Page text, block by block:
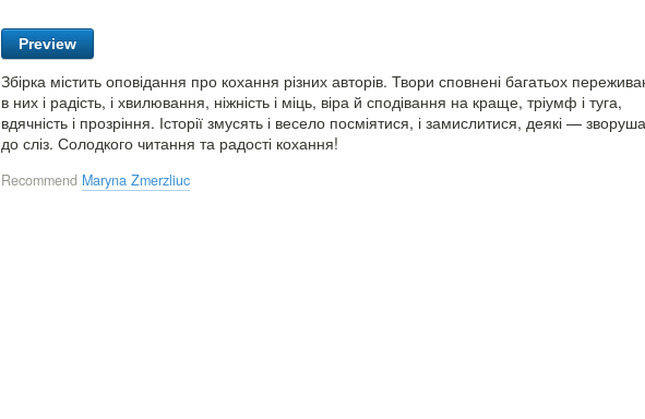
Preview
Збірка містить оповідання про кохання різних авторів. Твори сповнені багатьох
в них і радість, і хвилювання, ніжність і міць, віра й сподівання на краще, тріумф і туга,
вдячність і прозріння. Історії змусять і весело посміятися, і замислитися, деякі —
до сліз. Солодкого читання та радості кохання!
Recommend Maryna Zmerzliuc